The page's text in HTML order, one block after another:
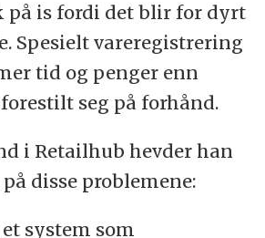
is fordi det blir for dyrt
Spesielt vareregistrering
tid og penger enn
seg på forhånd.
i Retailhub hevder han
disse problemene:
system som